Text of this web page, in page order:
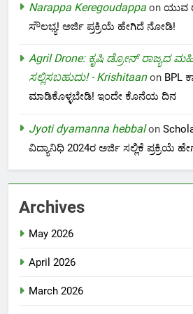
Narappa Keregoudappa on ಯುವ
ಸೌಲಭ್ಯ! ಅರ್ಜಿ ಪ್ರಕ್ರಿಯೆ ಹೇಗಿದೆ ನೋಡಿ!
Agril Drone: ಕೃಷಿ ಡ್ರೋನ್ ರಾಜ್ಯದ
ಸಲ್ಲಿಸಬಹುದು! - Krishitaanon BPL
ಮಾಡಿಕೊಳ್ಳಬೇಡಿ! ಇಂದೇ ಕೊನೆಯ ದಿನ
Jyoti dyamanna hebbalon
ವಿದ್ಯಾನಿಧಿ 2024ರ ಅರ್ಜಿ ಸಲ್ಲಿಕೆ ಪ್ರಕ್ರಿಯೆ
Archives
May 2026
April 2026
March 2026